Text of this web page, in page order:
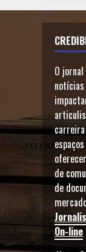
O
de
de
On-line